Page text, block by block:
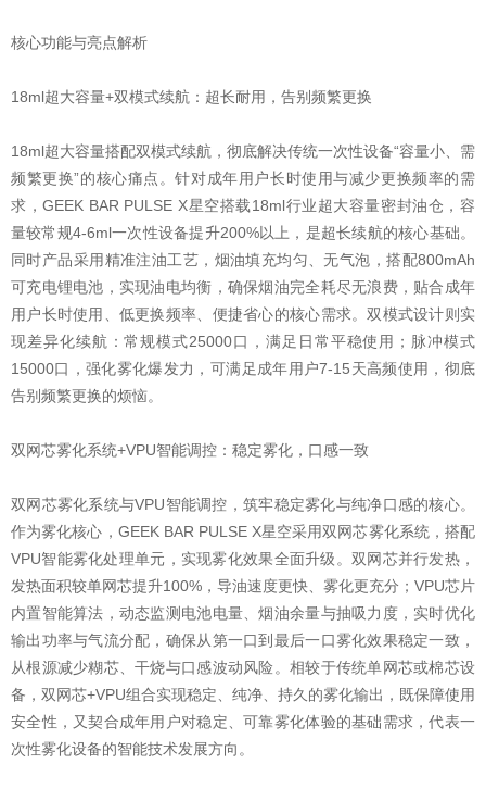
核心功能与亮点解析
18ml超大容量+双模式续航：超长耐用，告别频繁更换
18ml超大容量搭配双模式续航，彻底解决传统一次性设备“容量小、需
频繁更换”的核心痛点。针对成年用户长时使用与减少更换频率的需
求，GEEK BAR PULSE X星空搭载18ml行业超大容量密封油仓，容
量较常规4-6ml一次性设备提升200%以上，是超长续航的核心基础。
同时产品采用精准注油工艺，烟油填充均匀、无气泡，搭配800mAh
可充电锂电池，实现油电均衡，确保烟油完全耗尽无浪费，贴合成年
用户长时使用、低更换频率、便捷省心的核心需求。双模式设计则实
现差异化续航：常规模式25000口，满足日常平稳使用；脉冲模式
15000口，强化雾化爆发力，可满足成年用户7-15天高频使用，彻底
告别频繁更换的烦恼。
双网芯雾化系统+VPU智能调控：稳定雾化，口感一致
双网芯雾化系统与VPU智能调控，筑牢稳定雾化与纯净口感的核心。
作为雾化核心，GEEK BAR PULSE X星空采用双网芯雾化系统，搭配
VPU智能雾化处理单元，实现雾化效果全面升级。双网芯并行发热，
发热面积较单网芯提升100%，导油速度更快、雾化更充分；VPU芯片
内置智能算法，动态监测电池电量、烟油余量与抽吸力度，实时优化
输出功率与气流分配，确保从第一口到最后一口雾化效果稳定一致，
从根源减少糊芯、干烧与口感波动风险。相较于传统单网芯或棉芯设
备，双网芯+VPU组合实现稳定、纯净、持久的雾化输出，既保障使用
安全性，又契合成年用户对稳定、可靠雾化体验的基础需求，代表一
次性雾化设备的智能技术发展方向。